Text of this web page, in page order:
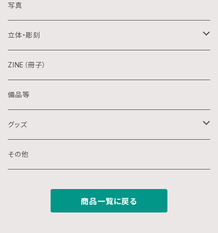
アクリル画
日本画
水彩画
クレパス画
水墨画
スプレー画
銅版画
木版画
シルクスクリーン
リトグラフ
デジタル
ステンシル
デジタルプリント
写真
立体・彫刻
陶芸
金属
石
木
ZINE（冊子）
備品等
グッズ
ポストカード
その他
商品一覧に戻る